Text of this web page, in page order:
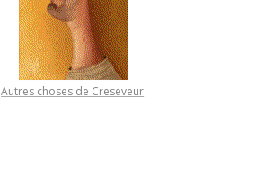
Autres choses de Creseveur